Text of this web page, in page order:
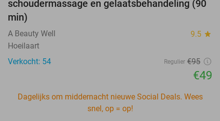
schoudermassage en gelaatsbehandeling (90
min)
A Beauty Well 9.5 star
Hoeilaart
Verkocht: 54
Regulier €95
€49
Dagelijks om middernacht nieuwe Social Deals. Wees
snel, op = op!